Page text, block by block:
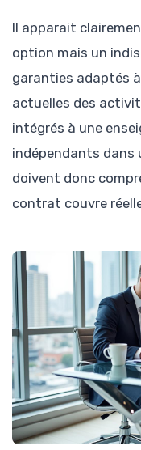
Il apparait
option mais un
garanties adaptés
actuelles des
intégrés à une
indépendants dans
doivent donc
contrat couvre